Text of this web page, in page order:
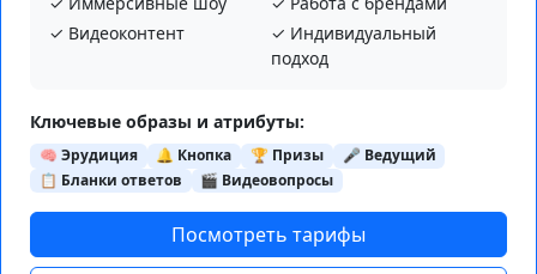
✓ Видеоконтент
✓ Индивидуальный
подход
Ключевые образы и атрибуты:
🧠 Эрудиция 🔔 Кнопка 🏆 Призы
🎤 Ведущий
📋 Бланки ответов
🎬 Видеовопросы
Посмотреть тарифы